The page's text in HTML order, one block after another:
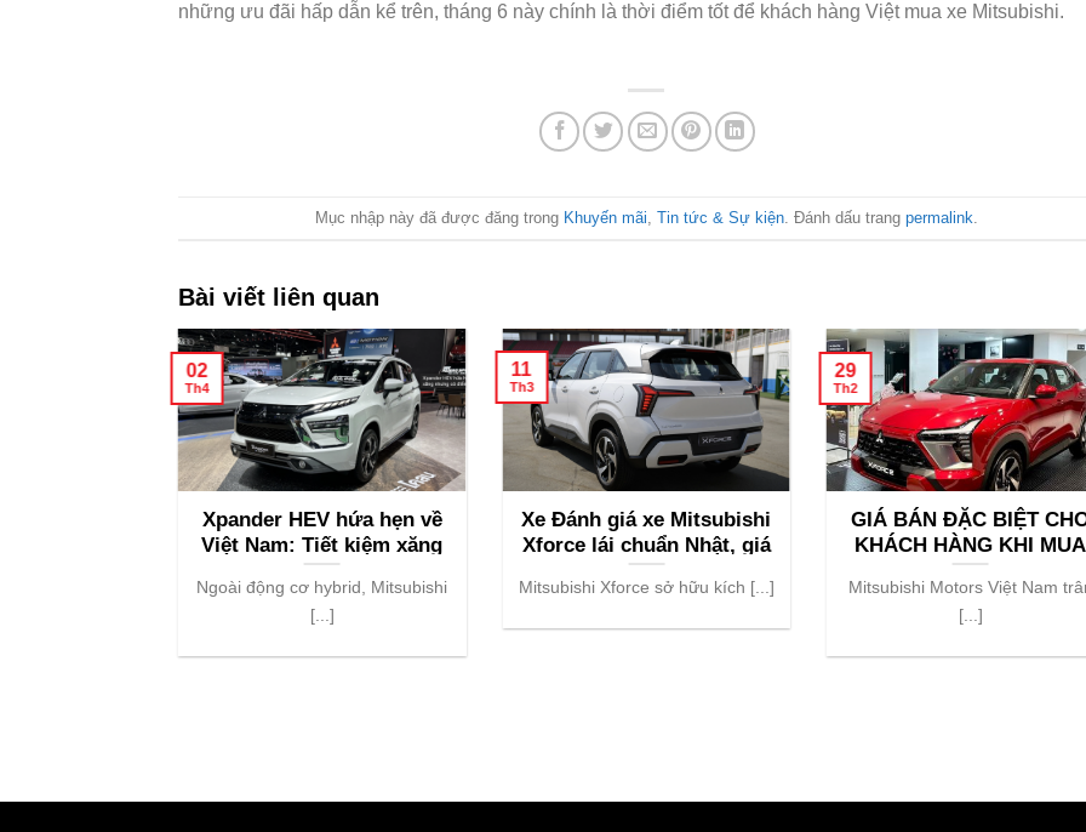
những ưu đãi hấp dẫn kể trên, tháng 6 này chính là thời điểm tốt để khách hàng Việt mua xe Mitsubishi.
Mục nhập này đã được đăng trong Khuyến mãi Tin tức & Sự kiện. Đánh dấu trang permalink
Bài viết liên quan
Xpander HEV hứa hẹn về
Việt Nam: Tiết kiệm xăng
nhưng có điểm gây tiếc
nuối
Ngoài động cơ hybrid, Mitsubishi
[...]
02
Th4
Xe Đánh giá xe Mitsubishi
Xforce lái chuẩn Nhật, giá
ngang xe Hàn
Mitsubishi Xforce sở hữu kích [...]
11
Th3
GIÁ BÁN ĐẶC BIỆT
KHÁCH HÀNG KHI MUA
VÀ ĐẶT CỌC XE
MITSUBISHI XFORCE
THÁNG 3/2024
Mitsubishi Motors Việt Nam
[...]
29
Th2